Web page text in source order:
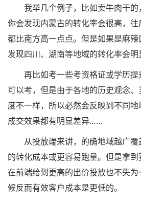
我举几个例子，比如卖牛肉干的
你会发现内蒙古的转化率会很高，
都比南方高一点点。但是如果是麻
发现四川、湖南等地域的转化率会
再比如考一些考资格证或学历提
可以考，但是由于各地的历史观念
度不一样，所以必然会反映到不同
成交效果都有明显差异……
从投放端来讲，的确地域越广覆
的转化成本或更容易跑量。但是拿到
在前端给到更高的出价投放也不失
候反而有效客户成本是更低的。